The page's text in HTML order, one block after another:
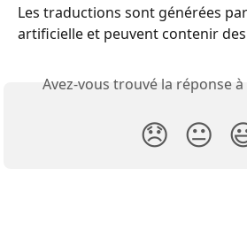
Les traductions sont générées
artificielle et peuvent contenir
Avez-vous trouvé la réponse
😞 😐